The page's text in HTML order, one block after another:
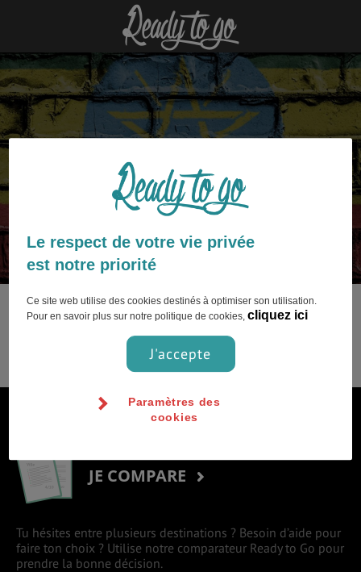
Ce contenu n’est pas encore disponible.
S'inscrire à la newsletter
JE COMPARE
Tu hésites entre plusieurs destinations ? Besoin d’aide pour
faire ton choix ? Utilise notre comparateur Ready to Go pour
prendre la bonne décision.
Le respect de votre vie privée
est notre priorité
Ce site web utilise des cookies destinés à optimiser son utilisation.
Pour en savoir plus sur notre politique de cookies,cliquez ici
J'accepte
Paramètres des
cookies